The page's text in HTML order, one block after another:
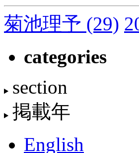
菊池理予 (29)
categories
section
掲載年
English